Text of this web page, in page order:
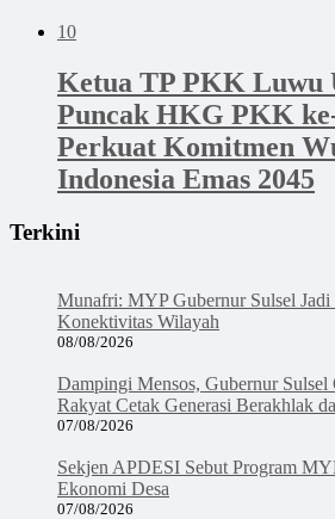
10
Ketua TP PKK Luwu
Puncak HKG PKK
Perkuat Komitmen
Indonesia Emas 2045
Terkini
Munafri: MYP Gubernur Sulsel Jadi
Konektivitas Wilayah
08/08/2026
Dampingi Mensos, Gubernur Sulsel
Rakyat Cetak Generasi Berakhlak
07/08/2026
Sekjen APDESI Sebut Program
Ekonomi Desa
07/08/2026